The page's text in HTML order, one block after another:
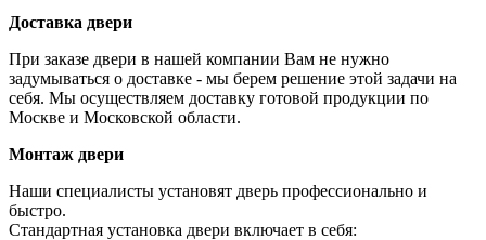
Доставка двери
При заказе двери в нашей компании Вам не нужно
задумываться о доставке - мы берем решение этой задачи на
себя. Мы осуществляем доставку готовой продукции по
Москве и Московской области.
Монтаж двери
Наши специалисты установят дверь профессионально и
быстро.
Стандартная установка двери включает в себя: